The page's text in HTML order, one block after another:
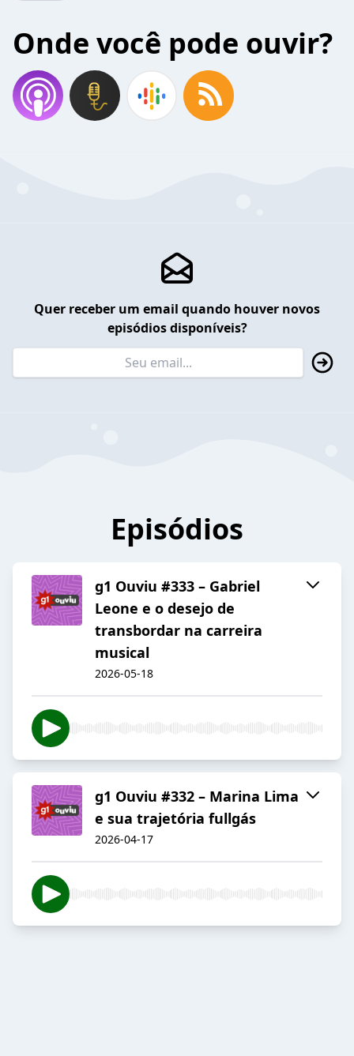
Onde você pode ouvir?
Quer receber um email quando houver novos
episódios disponíveis?
Episódios
g1 Ouviu #333 – Gabriel
Leone e o desejo de
transbordar na carreira
musical
2026-05-18
g1 Ouviu #332 – Marina Lima
e sua trajetória fullgás
2026-04-17